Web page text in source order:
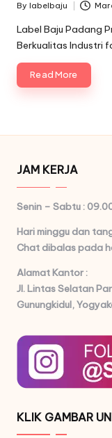
Posted
by
By labelbaju
Label Baju Padang
Berkualitas Industri
Read More
JAM KERJA
Senin – Sabtu :
Hari minggu dan
Chat dibalas pada
Alamat Kantor :
Jl. Lintas Selatan
Gunungkidul,
KLIK GAMBAR